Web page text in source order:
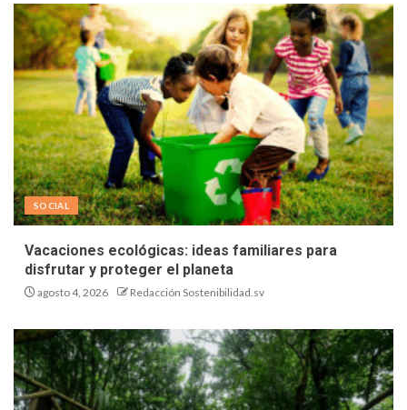
SOCIAL
Vacaciones ecológicas: ideas familiares para
disfrutar y proteger el planeta
agosto 4, 2026 Redacción Sostenibilidad.sv